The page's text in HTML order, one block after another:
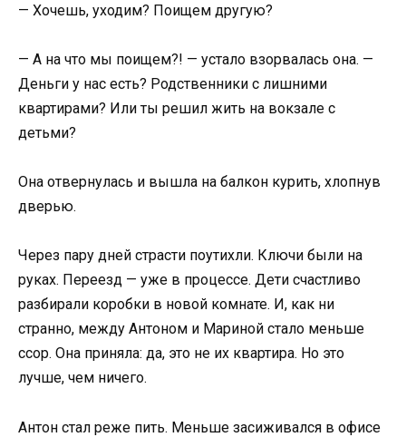
— Хочешь, уходим? Поищем другую?
— А на что мы поищем?! — устало взорвалась она. —
Деньги у нас есть? Родственники с лишними
квартирами? Или ты решил жить на вокзале с
детьми?
Она отвернулась и вышла на балкон курить, хлопнув
дверью.
Через пару дней страсти поутихли. Ключи были на
руках. Переезд — уже в процессе. Дети счастливо
разбирали коробки в новой комнате. И, как ни
странно, между Антоном и Мариной стало меньше
ссор. Она приняла: да, это не их квартира. Но это
лучше, чем ничего.
Антон стал реже пить. Меньше засиживался в офисе